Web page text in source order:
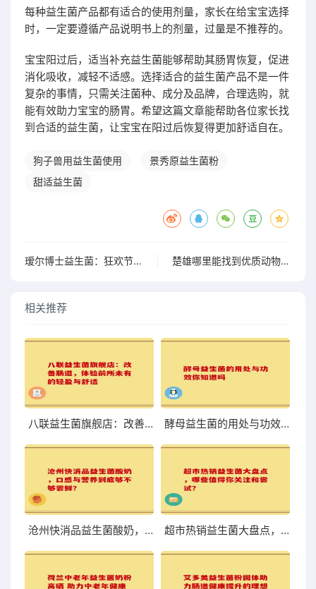
每种益生菌产品都有适合的使用剂量，家长在给宝宝选择
时，一定要遵循产品说明书上的剂量，过量是不推荐的。
宝宝阳过后，适当补充益生菌能够帮助其肠胃恢复，促进
消化吸收，减轻不适感。选择适合的益生菌产品不是一件
复杂的事情，只需关注菌种、成分及品牌，合理选购，就
能有效助力宝宝的肠胃。希望这篇文章能帮助各位家长找
到合适的益生菌，让宝宝在阳过后恢复得更加舒适自在。
狗子兽用益生菌使用
景秀原益生菌粉
甜适益生菌
瑷尔博士益生菌：狂欢节的健康新宠 楚雄哪里能找到优质动物益生菌制剂？一看就懂的购物指南
相关推荐
八联益生菌旗舰店：改善肠道，体验前所未有的轻盈与舒适 酵母益生菌的用处与功效你知道吗
沧州快消品益生菌酸奶，口感与营养到底够不够尝鲜？ 超市热销益生菌大盘点，哪些值得你关注和尝试？